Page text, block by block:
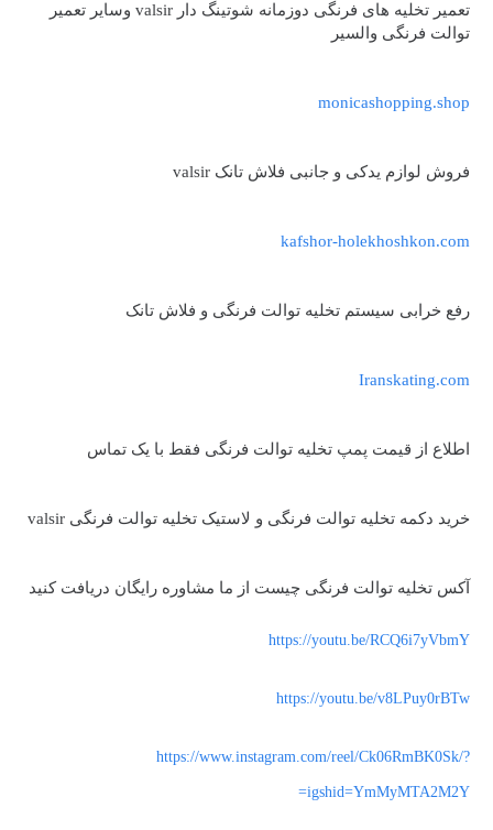
تعمیر تخلیه های فرنگی دوزمانه شوتینگ دار valsir وسایر تعمیر
توالت فرنگی والسیر
monicashopping.shop
فروش لوازم یدکی و جانبی فلاش تانک valsir
kafshor-holekhoshkon.com
رفع خرابی سیستم تخلیه توالت فرنگی و فلاش تانک
Iranskating.com
اطلاع از قیمت پمپ تخلیه توالت فرنگی فقط با یک تماس
خرید دکمه تخلیه توالت فرنگی و لاستیک تخلیه توالت فرنگی valsir
آکس تخلیه توالت فرنگی چیست از ما مشاوره رایگان دریافت کنید
https://youtu.be/RCQ6i7yVbmY
https://youtu.be/v8LPuy0rBTw
https://www.instagram.com/reel/Ck06RmBK0Sk/?
igshid=YmMyMTA2M2Y=